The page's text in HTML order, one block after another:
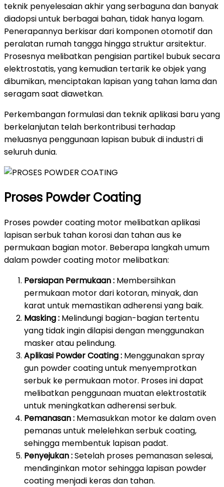
teknik penyelesaian akhir yang serbaguna dan banyak
diadopsi untuk berbagai bahan, tidak hanya logam.
Penerapannya berkisar dari komponen otomotif dan
peralatan rumah tangga hingga struktur arsitektur.
Prosesnya melibatkan pengisian partikel bubuk secara
elektrostatis, yang kemudian tertarik ke objek yang
dibumikan, menciptakan lapisan yang tahan lama dan
seragam saat diawetkan.
Perkembangan formulasi dan teknik aplikasi baru yang
berkelanjutan telah berkontribusi terhadap
meluasnya penggunaan lapisan bubuk di industri di
seluruh dunia.
Proses Powder Coating
Proses powder coating motor melibatkan aplikasi
lapisan serbuk tahan korosi dan tahan aus ke
permukaan bagian motor. Beberapa langkah umum
dalam powder coating motor melibatkan:
Persiapan Permukaan : Membersihkan
permukaan motor dari kotoran, minyak, dan
karat untuk memastikan adherensi yang baik.
Masking : Melindungi bagian-bagian tertentu
yang tidak ingin dilapisi dengan menggunakan
masker atau pelindung.
Aplikasi Powder Coating : Menggunakan spray
gun powder coating untuk menyemprotkan
serbuk ke permukaan motor. Proses ini dapat
melibatkan penggunaan muatan elektrostatik
untuk meningkatkan adherensi serbuk.
Pemanasan : Memasukkan motor ke dalam oven
pemanas untuk melelehkan serbuk coating,
sehingga membentuk lapisan padat.
Penyejukan :Setelah proses pemanasan selesai,
mendinginkan motor sehingga lapisan powder
coating menjadi keras dan tahan.